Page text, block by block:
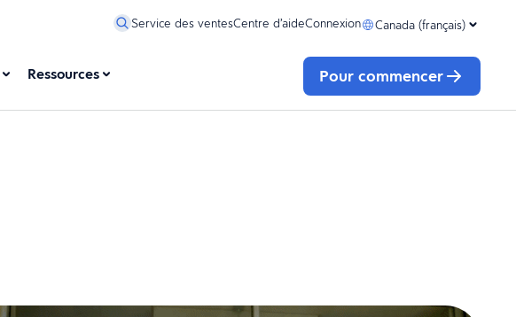
Service des ventesCentre d’aideConnexion Canada (français)
Ressources Pour commencer